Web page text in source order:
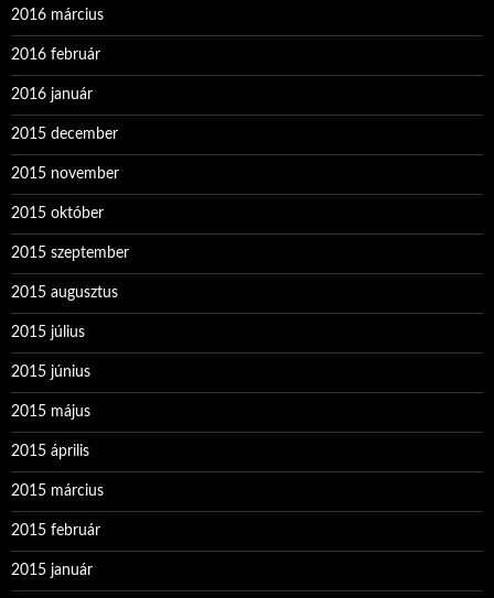
2016 március
2016 február
2016 január
2015 december
2015 november
2015 október
2015 szeptember
2015 augusztus
2015 július
2015 június
2015 május
2015 április
2015 március
2015 február
2015 január